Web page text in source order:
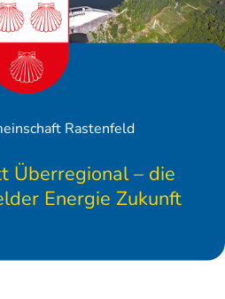
Rastenfeld
Überregional – die
Energie Zukunft